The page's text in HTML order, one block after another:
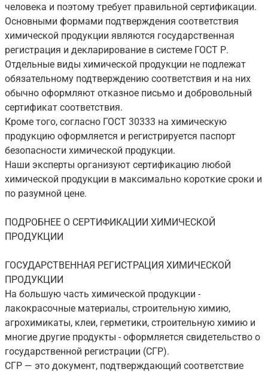
человека и поэтому требует правильной сертификации.
Основными формами подтверждения соответствия
химической продукции являются государственная
регистрация и декларирование в системе ГОСТ Р.
Отдельные виды химической продукции не подлежат
обязательному подтверждению соответствия и на них
обычно оформляют отказное письмо и добровольный
сертификат соответствия.
Кроме того, согласно ГОСТ 30333 на химическую
продукцию оформляется и регистрируется паспорт
безопасности химической продукции.
Наши эксперты организуют сертификацию любой
химической продукции в максимально короткие сроки и
по разумной цене.
ПОДРОБНЕЕ О СЕРТИФИКАЦИИ ХИМИЧЕСКОЙ
ПРОДУКЦИИ
ГОСУДАРСТВЕННАЯ РЕГИСТРАЦИЯ ХИМИЧЕСКОЙ
ПРОДУКЦИИ
На большую часть химической продукции -
лакокрасочные материалы, строительную химию,
агрохимикаты, клеи, герметики, строительную химию и
многие другие продукты - оформляется свидетельство о
государственной регистрации (СГР).
СГР — это документ, подтверждающий соответствие